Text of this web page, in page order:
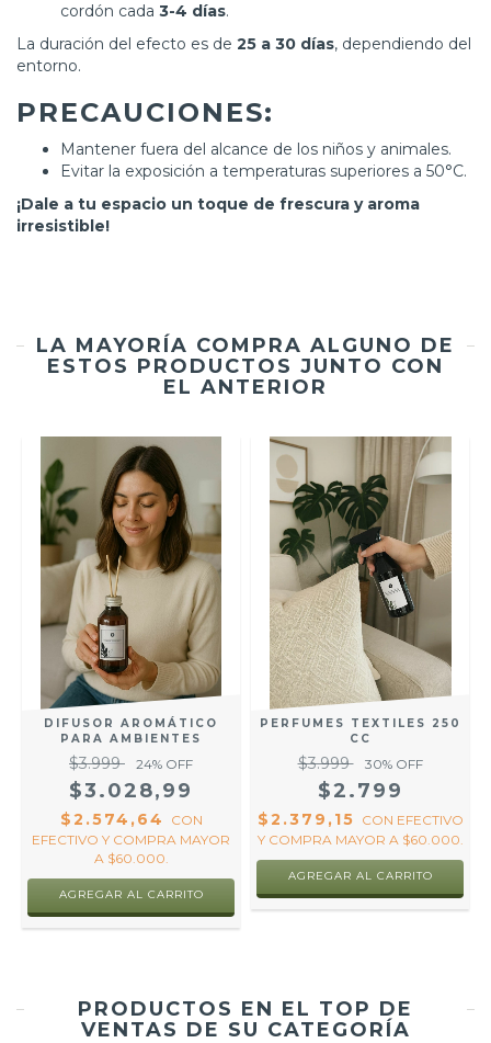
cordón cada 3-4 días.
La duración del efecto es de 25 a 30 días, dependiendo del
entorno.
PRECAUCIONES:
Mantener fuera del alcance de los niños y animales.
Evitar la exposición a temperaturas superiores a 50°C.
¡Dale a tu espacio un toque de frescura y aroma
irresistible!
LA MAYORÍA COMPRA ALGUNO DE
ESTOS PRODUCTOS JUNTO CON
EL ANTERIOR
DIFUSOR AROMÁTICO
PARA AMBIENTES
$3.999 24% OFF
$3.028,99
$2.574,64
CON
EFECTIVO Y COMPRA MAYOR
A $60.000.
AGREGAR AL CARRITO
PERFUMES TEXTILES 250
CC
$3.999 30% OFF
$2.799
$2.379,15 CON EFECTIVO
Y COMPRA MAYOR A $60.000.
AGREGAR AL CARRITO
PRODUCTOS EN EL TOP DE
VENTAS DE SU CATEGORÍA